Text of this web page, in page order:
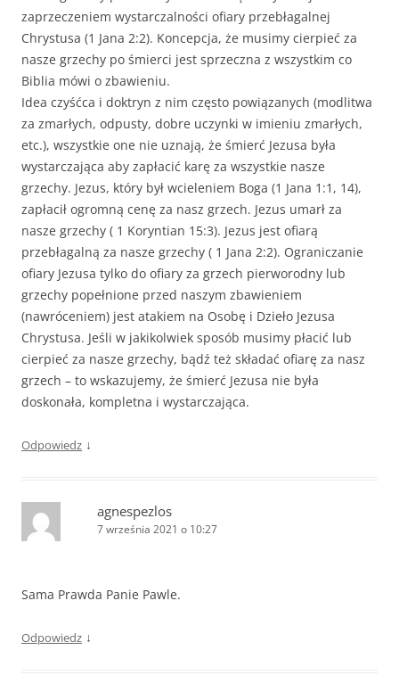
zaprzeczeniem wystarczalności ofiary przebłagalnej
Chrystusa (1 Jana 2:2). Koncepcja, że musimy cierpieć za
nasze grzechy po śmierci jest sprzeczna z wszystkim co
Biblia mówi o zbawieniu.
Idea czyśćca i doktryn z nim często powiązanych (modlitwa
za zmarłych, odpusty, dobre uczynki w imieniu zmarłych,
etc.), wszystkie one nie uznają, że śmierć Jezusa była
wystarczająca aby zapłacić karę za wszystkie nasze
grzechy. Jezus, który był wcieleniem Boga (1 Jana 1:1, 14),
zapłacił ogromną cenę za nasz grzech. Jezus umarł za
nasze grzechy ( 1 Koryntian 15:3). Jezus jest ofiarą
przebłagalną za nasze grzechy ( 1 Jana 2:2). Ograniczanie
ofiary Jezusa tylko do ofiary za grzech pierworodny lub
grzechy popełnione przed naszym zbawieniem
(nawróceniem) jest atakiem na Osobę i Dzieło Jezusa
Chrystusa. Jeśli w jakikolwiek sposób musimy płacić lub
cierpieć za nasze grzechy, bądź też składać ofiarę za nasz
grzech – to wskazujemy, że śmierć Jezusa nie była
doskonała, kompletna i wystarczająca.
Odpowiedz ↓
agnespezlos
7 września 2021 o 10:27
Sama Prawda Panie Pawle.
Odpowiedz ↓